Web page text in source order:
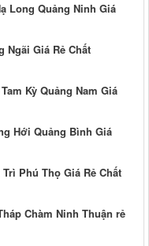
Long Quảng Ninh Giá
Ngãi Giá Rẻ Chất
Kỳ Quảng Nam Giá
Hới Quảng Bình Giá
Phú Thọ Giá Rẻ Chất
Chàm Ninh Thuận rẻ